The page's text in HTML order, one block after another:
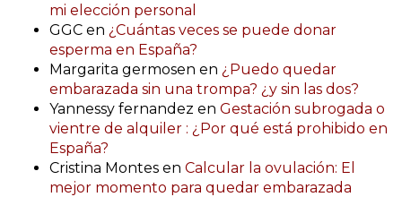
mi elección personal
GGC en ¿Cuántas veces se puede donar
esperma en España?
Margarita germosen en ¿Puedo quedar
embarazada sin una trompa? ¿y sin las dos?
Yannessy fernandez en Gestación subrogada o
vientre de alquiler : ¿Por qué está prohibido en
España?
Cristina Montes en Calcular la ovulación: El
mejor momento para quedar embarazada